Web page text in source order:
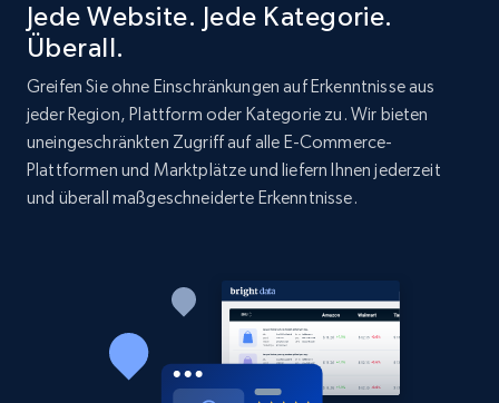
Jede Website. Jede Kategorie.
Überall.
Greifen Sie ohne Einschränkungen auf Erkenntnisse aus
jeder Region, Plattform oder Kategorie zu. Wir bieten
uneingeschränkten Zugriff auf alle E-Commerce-
Plattformen und Marktplätze und liefern Ihnen jederzeit
und überall maßgeschneiderte Erkenntnisse.